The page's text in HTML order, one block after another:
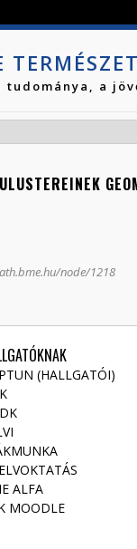
tudománya, a
node/1218
(HALLGATÓI)
ALFA
MOODLE